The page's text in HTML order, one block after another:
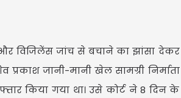
विजिलेंस जांच से बचाने का झांसा देकर
जानी-मानी खेल सामग्री निर्माता
किया गया था। उसे कोर्ट ने 8 दिन के